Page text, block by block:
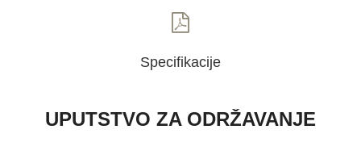
Specifikacije
UPUTSTVO ZA ODRŽAVANJE